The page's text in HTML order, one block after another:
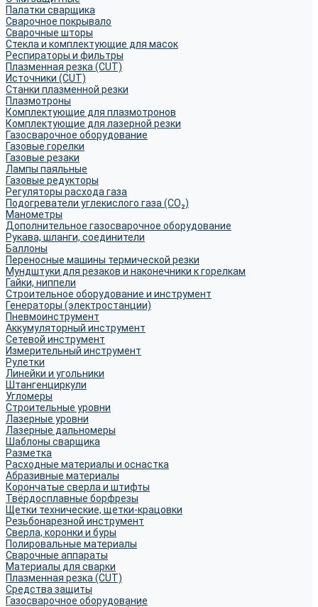
Палатки сварщика
Сварочное покрывало
Сварочные шторы
Стекла и комплектующие для масок
Респираторы и фильтры
Плазменная резка (CUT)
Источники (CUT)
Станки плазменной резки
Плазмотроны
Комплектующие для плазмотронов
Комплектующие для лазерной резки
Газосварочное оборудование
Газовые горелки
Газовые резаки
Лампы паяльные
Газовые редукторы
Регуляторы расхода газа
Подогреватели углекислого газа (CO₂)
Манометры
Дополнительное газосварочное оборудование
Рукава, шланги, соединители
Баллоны
Переносные машины термической резки
Мундштуки для резаков и наконечники к горелкам
Гайки, ниппели
Строительное оборудование и инструмент
Генераторы (электростанции)
Пневмоинструмент
Аккумуляторный инструмент
Сетевой инструмент
Измерительный инструмент
Рулетки
Линейки и угольники
Штангенциркули
Угломеры
Строительные уровни
Лазерные уровни
Лазерные дальномеры
Шаблоны сварщика
Разметка
Расходные материалы и оснастка
Абразивные материалы
Корончатые сверла и штифты
Твёрдосплавные борфрезы
Щетки технические, щетки-крацовки
Резьбонарезной инструмент
Сверла, коронки и буры
Полировальные материалы
Сварочные аппараты
Материалы для сварки
Плазменная резка (CUT)
Средства защиты
Газосварочное оборудование